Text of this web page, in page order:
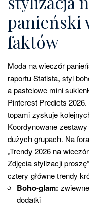
panieński
faktów
Moda na wieczór
raportu Statista, styl
a pastelowe mini
Pinterest Predicts
topami zyskuje
Koordynowane
dużych grupach. Na
„Trendy 2026 na
Zdjęcia stylizacji
cztery główne trendy
Boho-glam:
dodatki